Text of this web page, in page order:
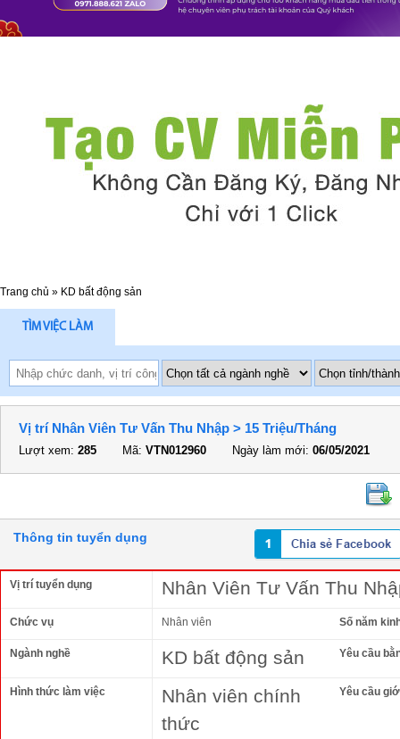
Trang chủ » KD bất động sản
TÌM VIỆC LÀM
Vị trí Nhân Viên Tư Vấn Thu Nhập > 15 Triệu/Tháng
Lượt xem: 285 Mã: VTN012960 Ngày làm mới: 06/05/2021
Thông tin tuyển dụng
Vị trí tuyển dụng Nhân Viên Tư Vấn Thu
Chức vụ Nhân viên Số năm
Ngành nghề KD bất động sản Yêu cầu
Hình thức làm việc
Nhân viên chính
thức
Yêu cầu